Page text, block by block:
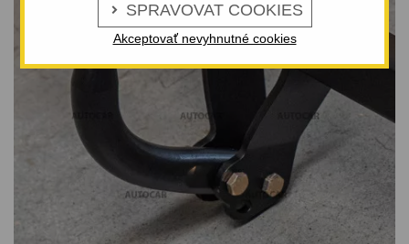
 SPRAVOVAT COOKIES
Akceptovať nevyhnutné cookies